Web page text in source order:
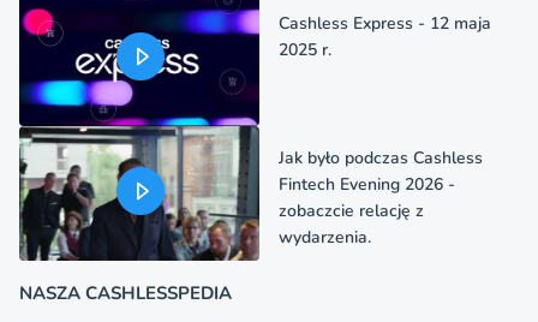
Cashless Express - 12 maja
2025 r.
Jak było podczas Cashless
Fintech Evening 2026 -
zobaczcie relację z
wydarzenia.
NASZA CASHLESSPEDIA